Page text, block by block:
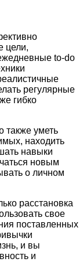
цели,
to-do
регулярные
гибко
также уметь
находить
навыки
новым
о личном
расстановка
свое
поставленных
и вы
и